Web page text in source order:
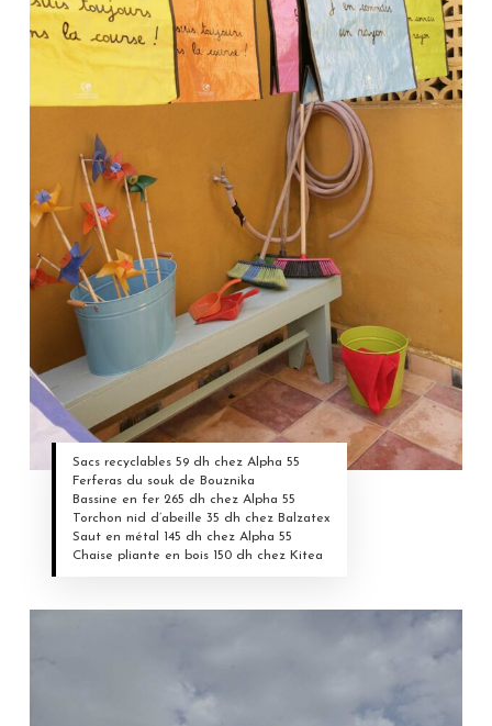
Sacs recyclables 59 dh chez Alpha 55
Ferferas du souk de Bouznika
Bassine en fer 265 dh chez Alpha 55
Torchon nid d’abeille 35 dh chez Balzatex
Saut en métal 145 dh chez Alpha 55
Chaise pliante en bois 150 dh chez Kitea